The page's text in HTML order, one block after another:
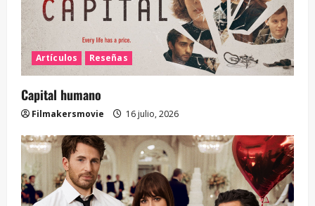
Artículos Reseñas
Capital humano
Filmakersmovie 16 julio, 2026